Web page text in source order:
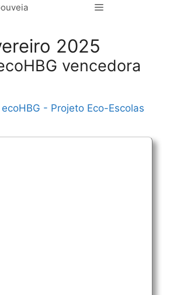
Menu
2025
vencedora
ecoHBG - Projeto Eco-Escolas